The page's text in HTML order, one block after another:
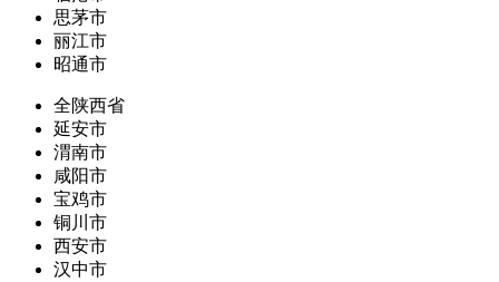
思茅市
丽江市
昭通市
全陕西省
延安市
渭南市
咸阳市
宝鸡市
铜川市
西安市
汉中市